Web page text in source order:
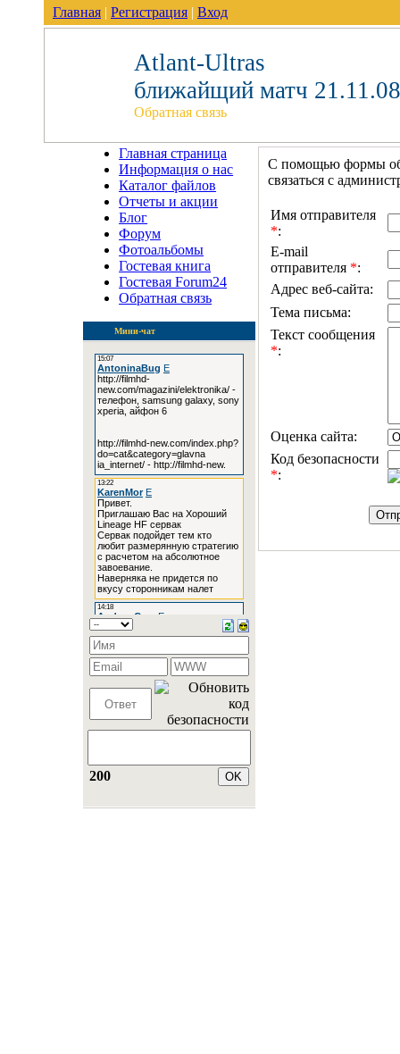
Главная | Регистрация | Вход
Atlant-Ultras
ближайщий матч
Обратная связь
Главная страница
Информация о нас
Каталог файлов
Отчеты и акции
Блог
Форум
Фотоальбомы
Гостевая книга
Гостевая Forum24
Обратная связь
Мини-чат
200
С помощью формы
связаться с
Имя отправителя
*:
E-mail
отправителя *:
Адрес веб-сайта:
Тема письма:
Текст сообщения
*:
Оценка сайта:
Код безопасности
*: